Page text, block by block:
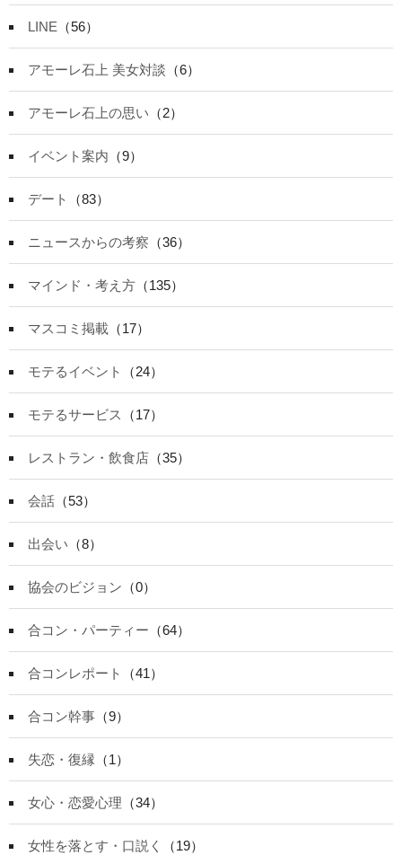
LINE （56）
アモーレ石上 美女対談 （6）
アモーレ石上の思い （2）
イベント案内 （9）
デート （83）
ニュースからの考察 （36）
マインド・考え方 （135）
マスコミ掲載 （17）
モテるイベント （24）
モテるサービス （17）
レストラン・飲食店 （35）
会話 （53）
出会い （8）
協会のビジョン （0）
合コン・パーティー （64）
合コンレポート （41）
合コン幹事 （9）
失恋・復縁 （1）
女心・恋愛心理 （34）
女性を落とす・口説く （19）